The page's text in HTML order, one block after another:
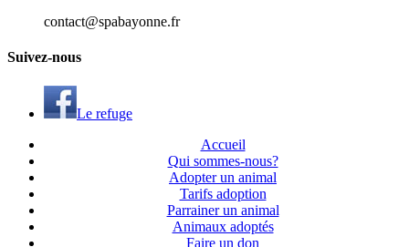
contact@spabayonne.fr
Suivez-nous
Le refuge
Accueil
Qui sommes-nous?
Adopter un animal
Tarifs adoption
Parrainer un animal
Animaux adoptés
Faire un don